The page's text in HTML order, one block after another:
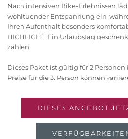
Nach intensiven Bike-Erlebnissen
wohltuender Entspannung ein,
Ihren Aufenthalt besonders
HIGHLIGHT: Ein Urlaubstag
zahlen
Dieses Paket ist gültig für 2
Preise für die 3. Person können
DIESES ANGEBOT